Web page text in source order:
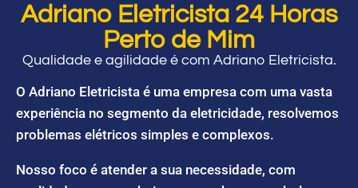
Adriano Eletricista 24 Horas
Perto de Mim
Qualidade e agilidade é com Adriano Eletricista.
O Adriano Eletricista é uma empresa com uma vasta
experiência no segmento da eletricidade, resolvemos
problemas elétricos simples e complexos.
Nosso foco é atender a sua necessidade, com